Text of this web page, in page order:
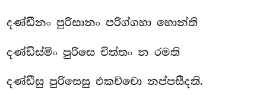
දණ්ඩීනං පුරිසානං පරිග්ගහා හොන්ති
දණ්ඩිස්මිං පුරිසෙ චිත්තං න රමති
දණ්ඩීසු පුරිසෙසු එකච්චො නප්පසීදති.